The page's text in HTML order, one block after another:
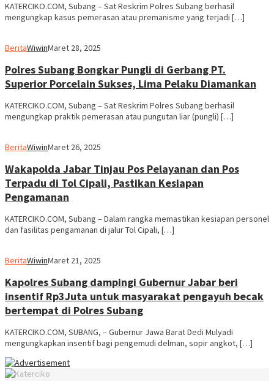
KATERCIKO.COM, Subang – Sat Reskrim Polres Subang berhasil
mengungkap kasus pemerasan atau premanisme yang terjadi […]
BeritaWiwinMaret 28, 2025
Polres Subang Bongkar Pungli di Gerbang PT.
Superior Porcelain Sukses, Lima Pelaku Diamankan
KATERCIKO.COM, Subang – Sat Reskrim Polres Subang berhasil
mengungkap praktik pemerasan atau pungutan liar (pungli) […]
BeritaWiwinMaret 26, 2025
Wakapolda Jabar Tinjau Pos Pelayanan dan Pos
Terpadu di Tol Cipali, Pastikan Kesiapan
Pengamanan
KATERCIKO.COM, Subang – Dalam rangka memastikan kesiapan personel
dan fasilitas pengamanan di jalur Tol Cipali, […]
BeritaWiwinMaret 21, 2025
Kapolres Subang dampingi Gubernur Jabar beri
insentif Rp3Juta untuk masyarakat pengayuh becak
bertempat di Polres Subang
KATERCIKO.COM, SUBANG, – Gubernur Jawa Barat Dedi Mulyadi
mengungkapkan insentif bagi pengemudi delman, sopir angkot, […]